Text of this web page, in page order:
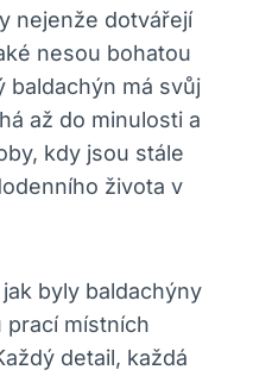
nejenže dotvářejí
nesou bohatou
baldachýn má svůj
až do minulosti a
kdy jsou stále
života v
byly baldachýny
místních
detail, každá